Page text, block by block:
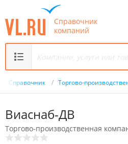
Справочник
компаний
Справочник / Торгово-
Виаснаб-ДВ
Торгово-производственная